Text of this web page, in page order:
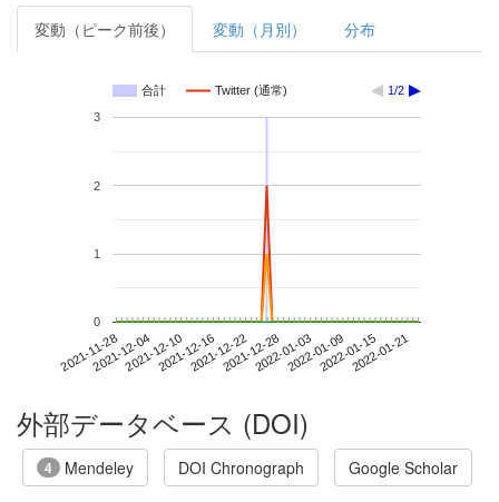
変動（ピーク前後） 変動（月別） 分布
合計 Twitter (通常) 1/2
2021-11-282021-12-042021-12-102021-12-162021-12-222021-12-282022-01-032022-01-092022-01-152022-01-21
0
1
2
3
外部データベース (DOI)
4 Mendeley DOI Chronograph Google Scholar